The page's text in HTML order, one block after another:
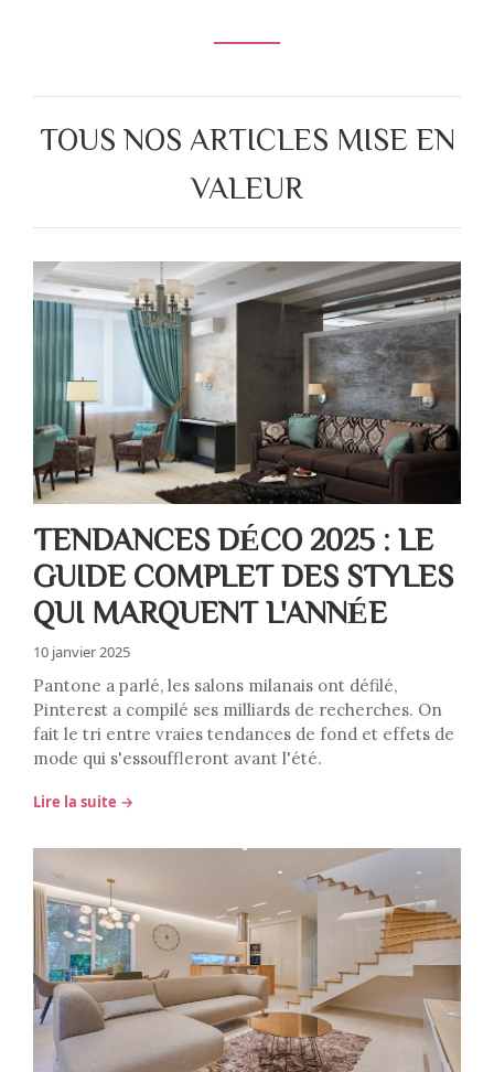
TOUS NOS ARTICLES MISE EN
VALEUR
TENDANCES DÉCO 2025 : LE
GUIDE COMPLET DES STYLES
QUI MARQUENT L'ANNÉE
10 janvier 2025
Pantone a parlé, les salons milanais ont défilé,
Pinterest a compilé ses milliards de recherches. On
fait le tri entre vraies tendances de fond et effets de
mode qui s'essouffleront avant l'été.
Lire la suite →